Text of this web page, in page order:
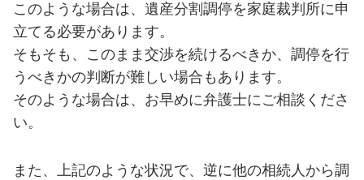
このような場合は、遺産分割調停を家庭裁判所に申
立てる必要があります。
そもそも、このまま交渉を続けるべきか、調停を行
うべきかの判断が難しい場合もあります。
そのような場合は、お早めに弁護士にご相談くださ
い。
また、上記のような状況で、逆に他の相続人から調